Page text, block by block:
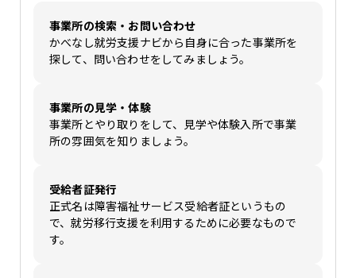
事業所の検索・お問い合わせ
かべなし就労支援ナビから自身に合った事業所を
探して、問い合わせをしてみましょう。
事業所の見学・体験
事業所とやり取りをして、見学や体験入所で事業
所の雰囲気を知りましょう。
受給者証発行
正式名は障害福祉サービス受給者証というもの
で、就労移行支援を利用するために必要なもので
す。